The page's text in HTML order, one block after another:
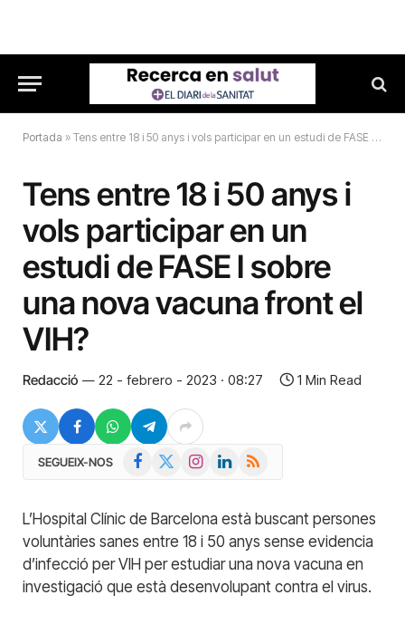
Portada » Tens entre 18 i 50 anys i vols participar en un estudi de FASE I sobre una nova vacuna front el VIH?
Tens entre 18 i 50 anys i
vols participar en un
estudi de FASE I sobre
una nova vacuna front el
VIH?
Redacció 22 - febrero - 2023 · 08:27 1 Min Read
SEGUEIX-NOS Facebook InstagramLinkedIn
RSS
L’Hospital Clínic de Barcelona està buscant persones
voluntàries sanes entre 18 i 50 anys sense evidencia
d’infecció per VIH per estudiar una nova vacuna en
investigació que està desenvolupant contra el virus.